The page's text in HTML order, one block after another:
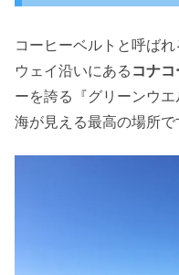
コーヒーベルトと呼ば
ウェイ沿いにある コナ
ーを誇る『グリーンウ
海が見える最高の場所で